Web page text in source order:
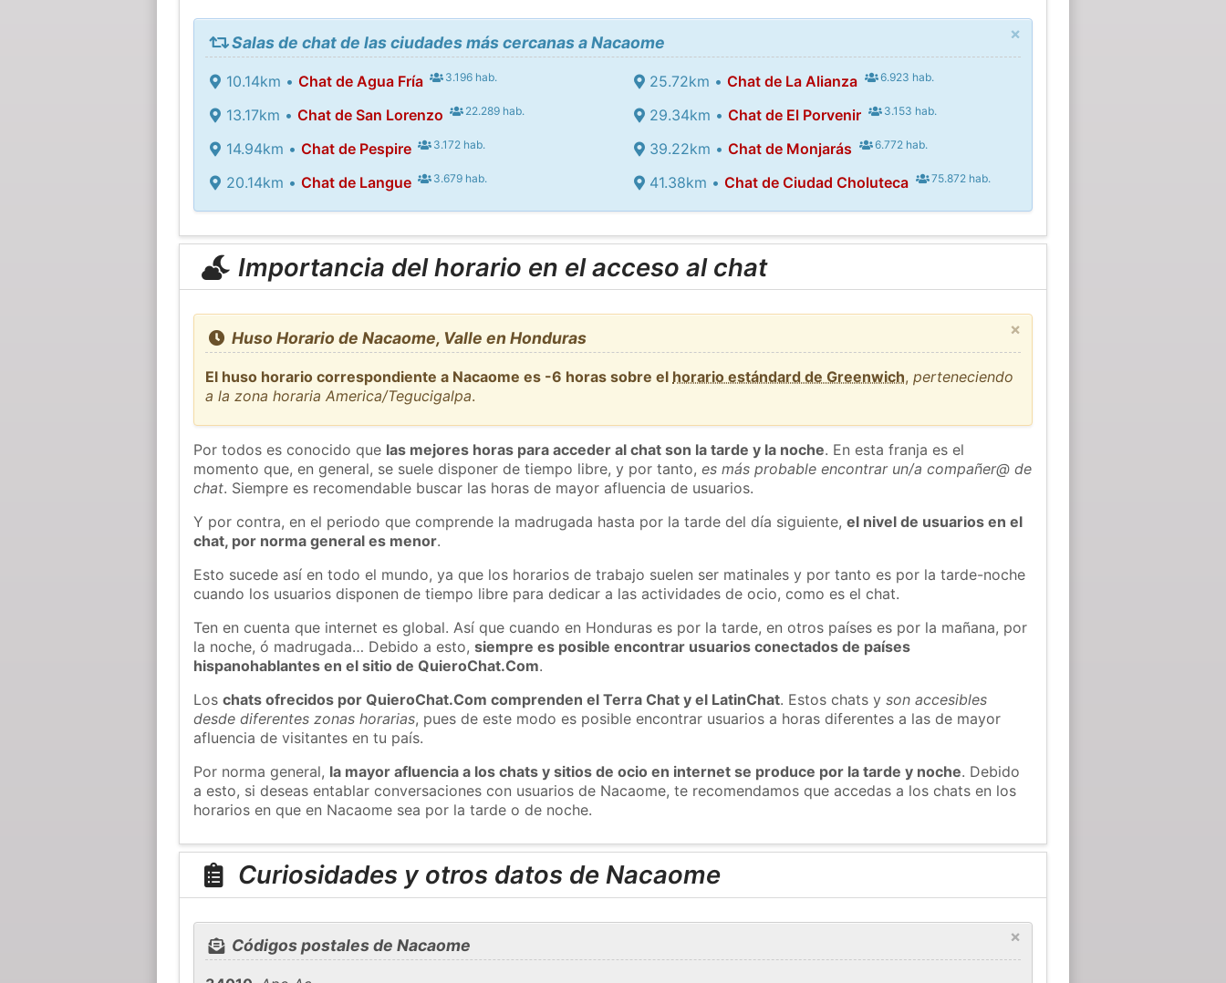
×
Salas de chat de las ciudades más cercanas a Nacaome
10.14km • Chat de Agua Fría 3.196 hab.
13.17km • Chat de San Lorenzo 22.289 hab.
14.94km • Chat de Pespire 3.172 hab.
20.14km • Chat de Langue 3.679 hab.
25.72km •Chat de La Alianza 6.923 hab.
29.34km •Chat de El Porvenir 3.153 hab.
39.22km •Chat de Monjarás 6.772 hab.
41.38km •Chat de Ciudad Choluteca 75.872 hab.
Importancia del horario en el acceso al chat
×
Huso Horario de Nacaome, Valle en Honduras
El huso horario correspondiente a Nacaome es -6 horas sobre el horario estándard de Greenwich,perteneciendo
a la zona horaria America/Tegucigalpa.
Por todos es conocido que las mejores horas para acceder al chat son la tarde y la noche. En esta franja es el
momento que, en general, se suele disponer de tiempo libre, y por tanto,es más probable encontrar un/a compañer@ de
chat. Siempre es recomendable buscar las horas de mayor afluencia de usuarios.
Y por contra, en el periodo que comprende la madrugada hasta por la tarde del día siguiente,el nivel de usuarios en el
chat, por norma general es menor.
Esto sucede así en todo el mundo, ya que los horarios de trabajo suelen ser matinales y por tanto es por la tarde-noche
cuando los usuarios disponen de tiempo libre para dedicar a las actividades de ocio, como es el chat.
Ten en cuenta que internet es global. Así que cuando en Honduras es por la tarde, en otros países es por la mañana, por
la noche, ó madrugada… Debido a esto,siempre es posible encontrar usuarios conectados de países
hispanohablantes en el sitio de QuieroChat.Com.
Loschats ofrecidos por QuieroChat.Com comprenden el Terra Chat y el LatinChat. Estos chats yson accesibles
desde diferentes zonas horarias, pues de este modo es posible encontrar usuarios a horas diferentes a las de mayor
afluencia de visitantes en tu país.
Por norma general, la mayor afluencia a los chats y sitios de ocio en internet se produce por la tarde y noche. Debido
a esto, si deseas entablar conversaciones con usuarios de Nacaome, te recomendamos que accedas a los chats en los
horarios en que en Nacaome sea por la tarde o de noche.
Curiosidades y otros datos de Nacaome
×
Códigos postales de Nacaome